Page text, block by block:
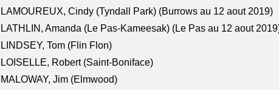
LAMOUREUX, Cindy (Tyndall Park) (Burrows au 12 aout 2019)
LATHLIN, Amanda (Le Pas-Kameesak) (Le Pas au 12 aout
LINDSEY, Tom (Flin Flon)
LOISELLE, Robert (Saint-Boniface)
MALOWAY, Jim (Elmwood)